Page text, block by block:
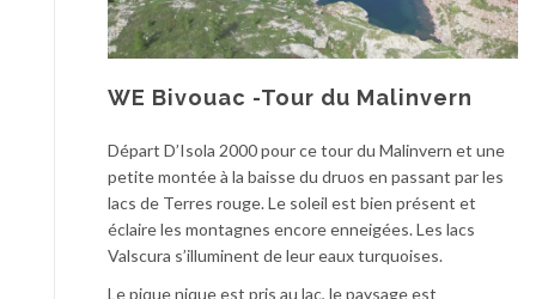
WE Bivouac -Tour du Malinvern
Départ D’Isola 2000 pour ce tour du Malinvern et une
petite montée à la baisse du druos en passant par les
lacs de Terres rouge. Le soleil est bien présent et
éclaire les montagnes encore enneigées. Les lacs
Valscura s’illuminent de leur eaux turquoises.
Le pique nique est pris au lac, le paysage est